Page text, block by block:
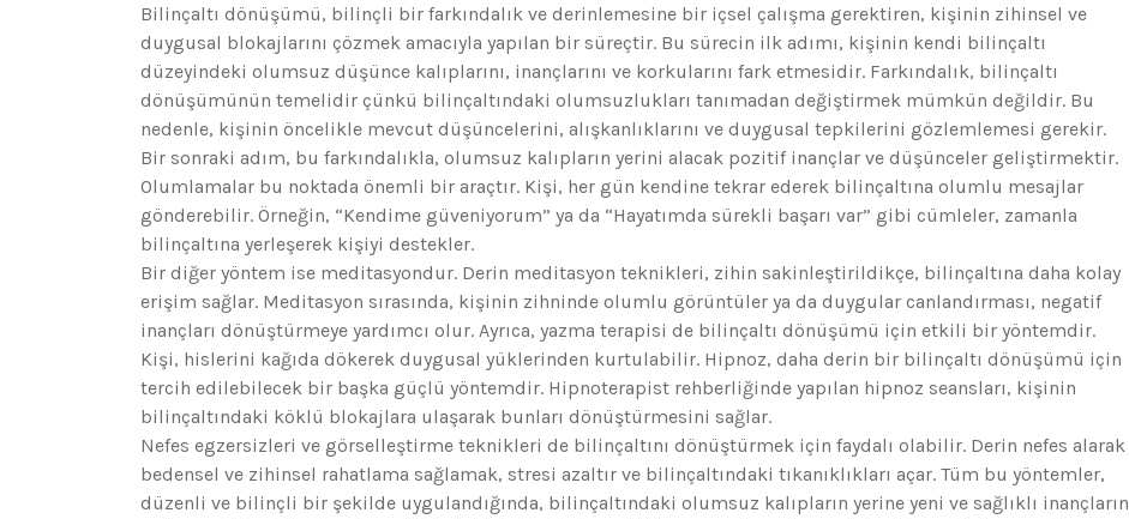
Bilinçaltı dönüşümü, bilinçli bir farkındalık ve derinlemesine bir içsel çalışma gerektiren, kişinin zihinsel ve
duygusal blokajlarını çözmek amacıyla yapılan bir süreçtir. Bu sürecin ilk adımı, kişinin kendi bilinçaltı
düzeyindeki olumsuz düşünce kalıplarını, inançlarını ve korkularını fark etmesidir. Farkındalık, bilinçaltı
dönüşümünün temelidir çünkü bilinçaltındaki olumsuzlukları tanımadan değiştirmek mümkün değildir. Bu
nedenle, kişinin öncelikle mevcut düşüncelerini, alışkanlıklarını ve duygusal tepkilerini gözlemlemesi gerekir.
Bir sonraki adım, bu farkındalıkla, olumsuz kalıpların yerini alacak pozitif inançlar ve düşünceler geliştirmektir.
Olumlamalar bu noktada önemli bir araçtır. Kişi, her gün kendine tekrar ederek bilinçaltına olumlu mesajlar
gönderebilir. Örneğin, “Kendime güveniyorum” ya da “Hayatımda sürekli başarı var” gibi cümleler, zamanla
bilinçaltına yerleşerek kişiyi destekler.
Bir diğer yöntem ise meditasyondur. Derin meditasyon teknikleri, zihin sakinleştirildikçe, bilinçaltına daha kolay
erişim sağlar. Meditasyon sırasında, kişinin zihninde olumlu görüntüler ya da duygular canlandırması, negatif
inançları dönüştürmeye yardımcı olur. Ayrıca, yazma terapisi de bilinçaltı dönüşümü için etkili bir yöntemdir.
Kişi, hislerini kağıda dökerek duygusal yüklerinden kurtulabilir. Hipnoz, daha derin bir bilinçaltı dönüşümü için
tercih edilebilecek bir başka güçlü yöntemdir. Hipnoterapist rehberliğinde yapılan hipnoz seansları, kişinin
bilinçaltındaki köklü blokajlara ulaşarak bunları dönüştürmesini sağlar.
Nefes egzersizleri ve görselleştirme teknikleri de bilinçaltını dönüştürmek için faydalı olabilir. Derin nefes alarak
bedensel ve zihinsel rahatlama sağlamak, stresi azaltır ve bilinçaltındaki tıkanıklıkları açar. Tüm bu yöntemler,
düzenli ve bilinçli bir şekilde uygulandığında, bilinçaltındaki olumsuz kalıpların yerine yeni ve sağlıklı inançların